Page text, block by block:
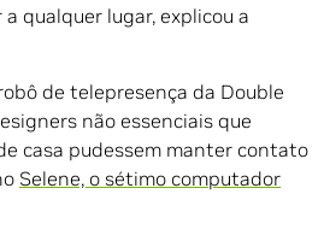
qualquer lugar, explicou a
de telepresença da Double
não essenciais que
casa pudessem manter contato
Selene, o sétimo computador